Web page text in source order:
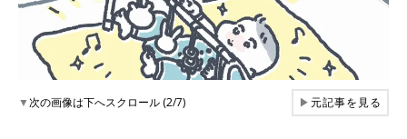
▼次の画像は下へスクロール (2/7) ▶元記事を見る